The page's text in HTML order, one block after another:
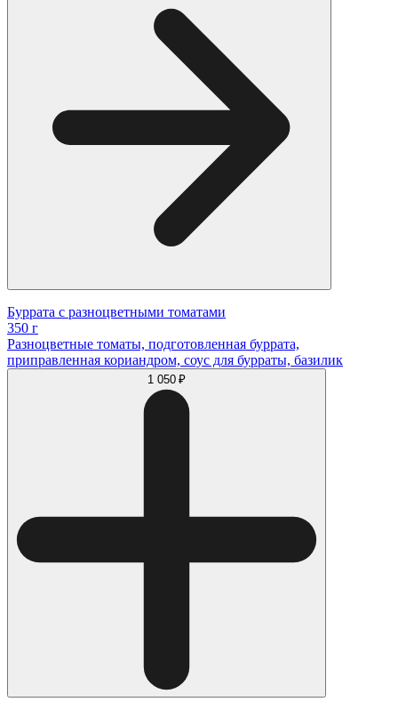
Буррата с разноцветными томатами
350 г
Разноцветные томаты, подготовленная буррата,
приправленная кориандром, соус для бурраты, базилик
1 050 ₽